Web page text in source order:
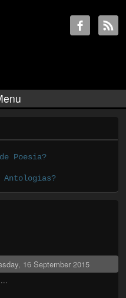
Poesia?
16 September 2015